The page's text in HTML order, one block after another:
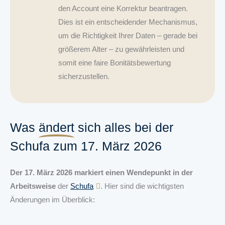
den Account eine Korrektur beantragen.
Dies ist ein entscheidender Mechanismus,
um die Richtigkeit Ihrer Daten – gerade bei
größerem Alter – zu gewährleisten und
somit eine faire Bonitätsbewertung
sicherzustellen.
Was ändert sich alles bei der
Schufa zum 17. März 2026
Der 17. März 2026 markiert einen Wendepunkt in der
Arbeitsweise der Schufa
. Hier sind die wichtigsten
Änderungen im Überblick: